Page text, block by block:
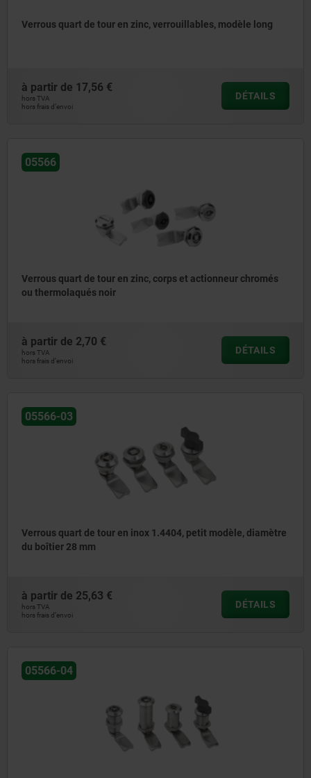
Verrous quart de tour en zinc, verrouillables, modèle long
à partir de 17,56 €
hors TVA
hors frais d’envoi
DÉTAILS
05566
Verrous quart de tour en zinc, corps et actionneur chromés
ou thermolaqués noir
à partir de 2,70 €
hors TVA
hors frais d’envoi
DÉTAILS
05566-03
Verrous quart de tour en inox 1.4404, petit modèle, diamètre
du boîtier 28 mm
à partir de 25,63 €
hors TVA
hors frais d’envoi
DÉTAILS
05566-04